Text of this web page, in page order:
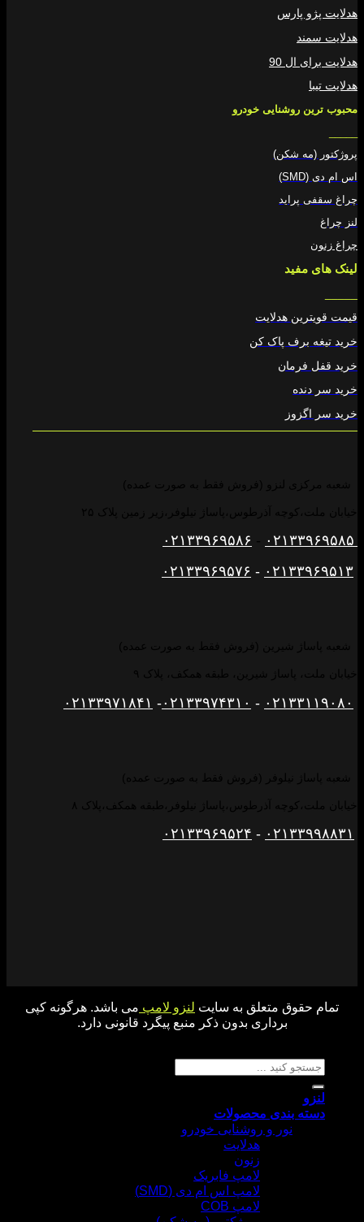
هدلایت پژو پارس
هدلایت سمند
هدلایت برای ال 90
هدلایت تیبا
محبوب ترین روشنایی خودرو
پروژکتور (مه شکن)
اس ام دی (SMD)
چراغ سقفی پراید
لنز چراغ
چراغ زنون
لینک های مفید
قیمت قویترین هدلایت
خرید تیغه برف پاک کن
خرید قفل فرمان
خرید سر دنده
خرید سر اگزوز
۰۲۱۳۳۹۶۹۵۸۵ ۰۲۱۳۳۹۶۹۵۸۶
۰۲۱۳۳۹۶۹۵۱۳ - ۰۲۱۳۳۹۶۹۵۷۶
۰۲۱۳۳۱۱۹۰۸۰ - ۰۲۱۳۳۹۷۴۳۱۰- ۰۲۱۳۳۹۷۱۸۴۱
۰۲۱۳۳۹۹۸۸۳۱ - ۰۲۱۳۳۹۶۹۵۲۴
تمام حقوق متعلق به سایت لنزو لامپ می باشد. هرگونه کپی
برداری بدون ذکر منبع پیگرد قانونی دارد.
لنزو
دسته بندی محصولات
نور و روشنایی خودرو
هدلایت
زنون
لامپ فابریک
لامپ اس ام دی (SMD)
لامپ COB